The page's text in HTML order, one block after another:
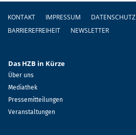
Fußzeile
KONTAKT IMPRESSUM DATENSCHUTZ
BARRIEREFREIHEIT
NEWSLETTER
Das HZB in Kürze
Über uns
Mediathek
Pressemitteilungen
Veranstaltungen